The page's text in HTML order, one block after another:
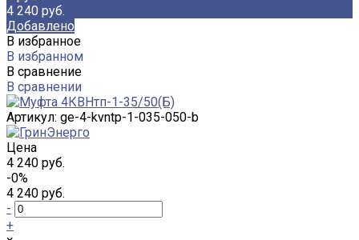
4 240 руб.
Добавлено
В избранное
В избранном
В сравнение
В сравнении
Артикул: ge-4-kvntp-1-035-050-b
Цена
4 240 руб.
-0%
4 240 руб.
-
+